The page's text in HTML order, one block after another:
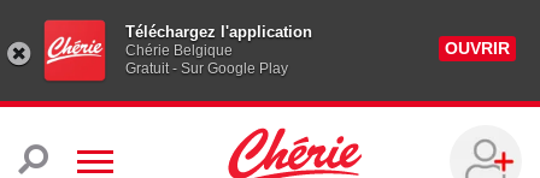
Téléchargez l'application
Chérie Belgique
Gratuit - Sur Google Play
OUVRIR